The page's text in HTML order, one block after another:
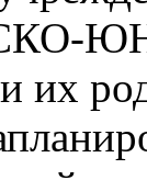
их